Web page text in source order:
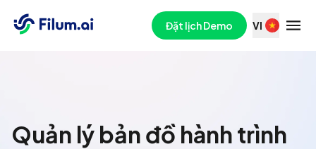
Đặt lịch Demo VI
Quản lý bản đồ hành trình